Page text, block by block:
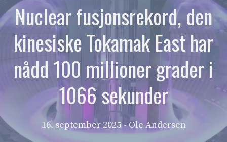
Nuclear fusjonsrekord, den
kinesiske Tokamak East har
nådd 100 millioner grader i
1066 sekunder
16. september 2025 - Ole Andersen